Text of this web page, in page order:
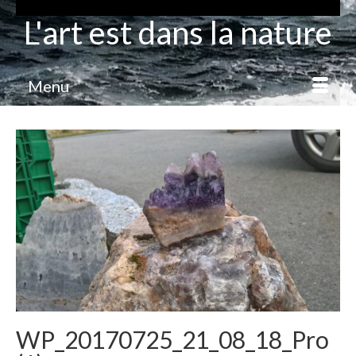
L'art est dans la nature
Menu
WP_20170725_21_08_18_Pro